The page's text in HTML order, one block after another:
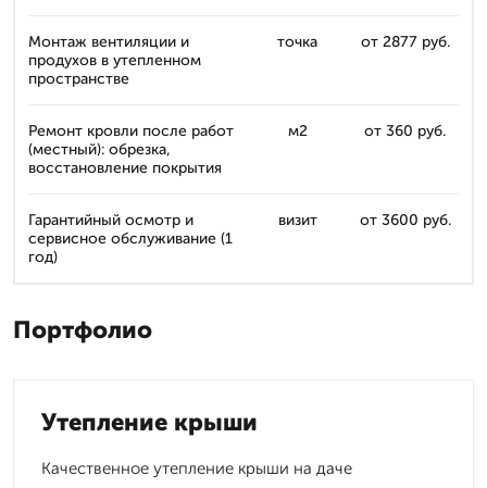
Монтаж вентиляции и
продухов в утепленном
пространстве
точка от 2877 руб.
Ремонт кровли после работ
(местный): обрезка,
восстановление покрытия
м2 от 360 руб.
Гарантийный осмотр и
сервисное обслуживание (1
год)
визит от 3600 руб.
Портфолио
Утепление крыши
Качественное утепление крыши на даче